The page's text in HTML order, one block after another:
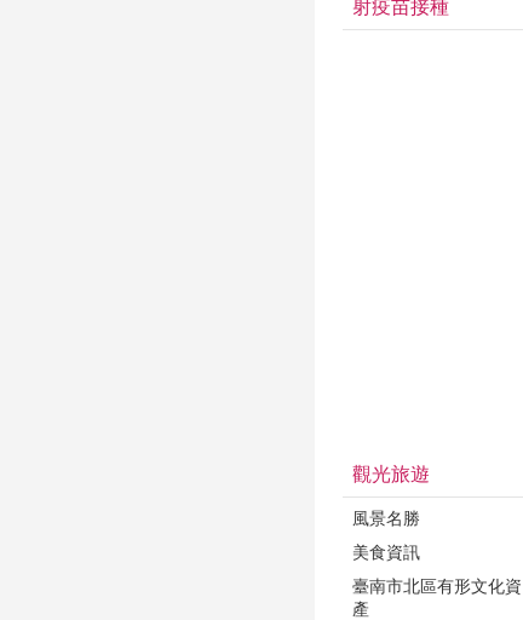
射疫苗接種
觀光旅遊
風景名勝
美食資訊
臺南市北區有形文化資
產